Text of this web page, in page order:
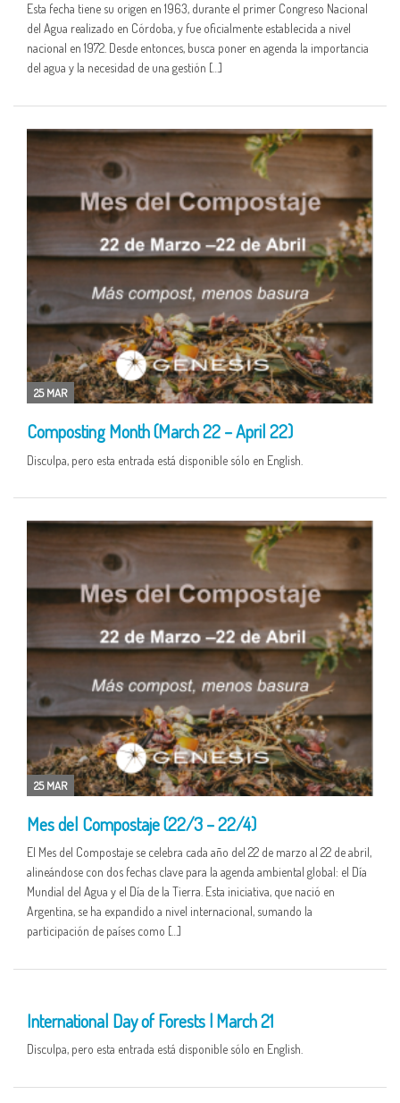
Esta fecha tiene su origen en 1963, durante el primer Congreso Nacional
del Agua realizado en Córdoba, y fue oficialmente establecida a nivel
nacional en 1972. Desde entonces, busca poner en agenda la importancia
del agua y la necesidad de una gestión […]
25 MAR
Composting Month (March 22 – April 22)
Disculpa, pero esta entrada está disponible sólo en English.
25 MAR
Mes del Compostaje (22/3 – 22/4)
El Mes del Compostaje se celebra cada año del 22 de marzo al 22 de abril,
alineándose con dos fechas clave para la agenda ambiental global: el Día
Mundial del Agua y el Día de la Tierra. Esta iniciativa, que nació en
Argentina, se ha expandido a nivel internacional, sumando la
participación de países como […]
International Day of Forests | March 21
Disculpa, pero esta entrada está disponible sólo en English.